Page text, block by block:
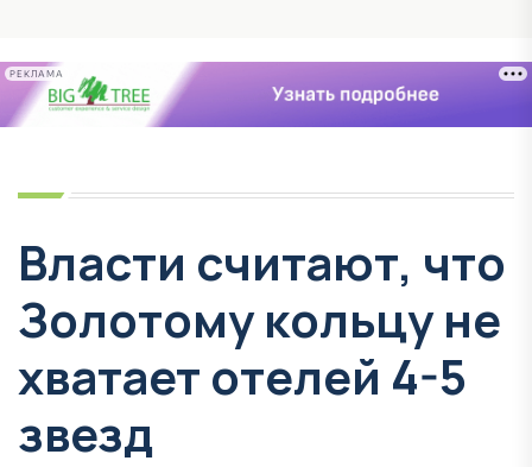
РЕКЛАМА
Власти считают, что
Золотому кольцу не
хватает отелей 4-5
звезд